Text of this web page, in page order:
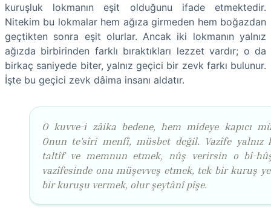
kuruşluk lokmanın eşit olduğunu ifade etmektedir.
Nitekim bu lokmalar hem ağıza girmeden hem boğazdan
geçtikten sonra eşit olurlar. Ancak iki lokmanın yalnız
ağızda birbirinden farklı bıraktıkları lezzet vardır; o da
birkaç saniyede biter, yalnız geçici bir zevk farkı bulunur.
İşte bu geçici zevk dâima insanı aldatır.
O kuvve-i zâika bedene, hem mideye kapıcı
Onun te’sîri menfî, müsbet değil. Vazîfe yalnız
taltîf ve memnun etmek, nûş verirsin o bî-
vazîfesinde onu müşevveş etmek, tek bir kuruş
bir kuruşu vermek, olur şeytânî pîşe.